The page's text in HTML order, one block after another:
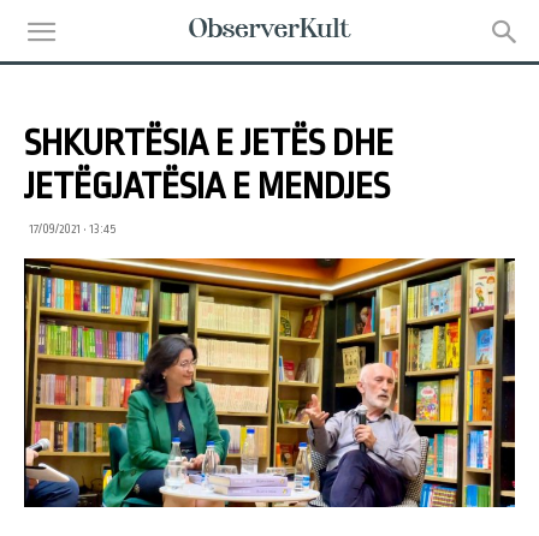
SHKURTËSIA E JETËS DHE
JETËGJATËSIA E MENDJES
17/09/2021 • 13:45